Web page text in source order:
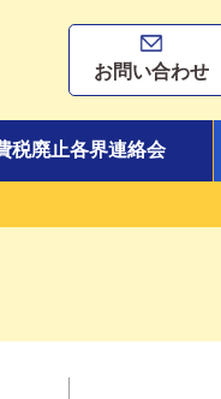
お問い合わせ
税廃止各界連絡会